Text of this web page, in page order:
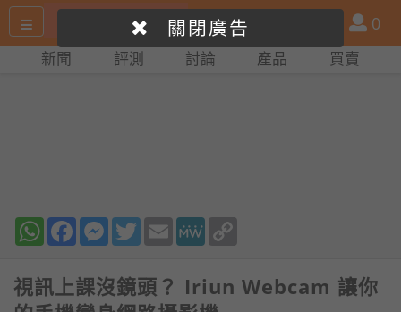
尋
產
品
比
會
員
0
新聞 評測 討論 產品 買賣
WhatsAppFacebookMessenger
TwitterEmail MeWe
視訊上課沒鏡頭？ Iriun Webcam 讓你
關閉廣告